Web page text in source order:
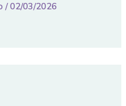
/02/03/2026